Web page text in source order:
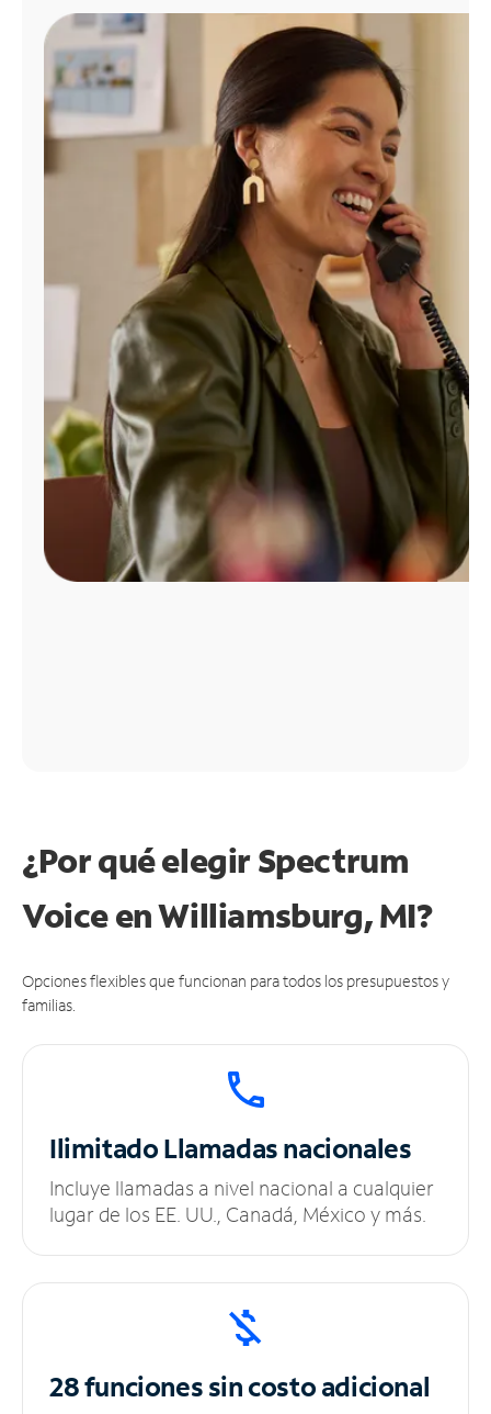
Administrar
cuenta
Encuentra
tienda
¿Por qué elegir Spectrum
Voice en Williamsburg, MI?
Opciones flexibles que funcionan para todos los presupuestos y
familias.
IlimitadoLlamadas nacionales
Incluye llamadas a nivel nacional a cualquier
lugar de los EE. UU., Canadá, México y más.
28 funciones sincosto adicional